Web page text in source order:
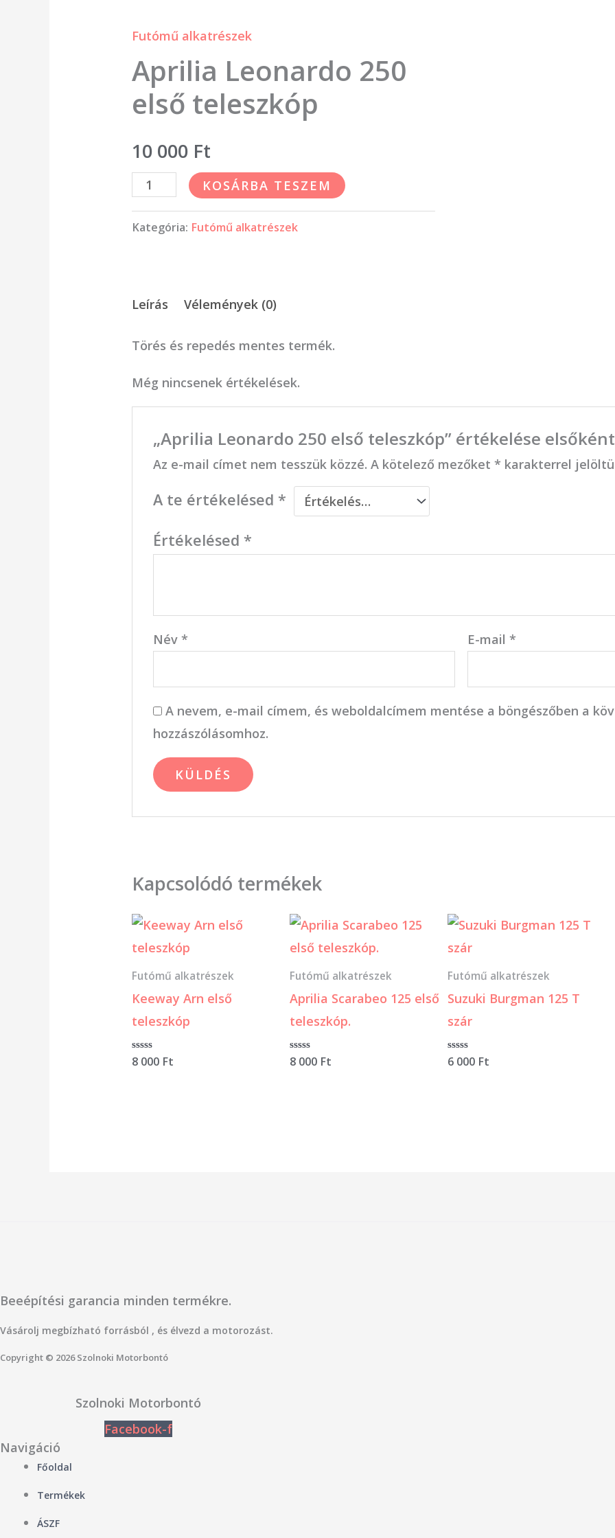
Futómű alkatrészek
Aprilia Leonardo 250
első teleszkóp
10 000 Ft
KOSÁRBA TESZEM
Kategória: Futómű alkatrészek
Leírás Vélemények (0)
Törés és repedés mentes termék.
Még nincsenek értékelések.
„Aprilia Leonardo 250 első teleszkóp” értékelése elsőként
Az e-mail címet nem tesszük közzé. A kötelező mezőket* karakterrel
A te értékelésed *
Értékelésed *
Név* E-mail *
A nevem, e-mail címem, és weboldalcímem mentése a böngészőben a
hozzászólásomhoz.
Kapcsolódó termékek
Futómű alkatrészek
Keeway Arn első
teleszkóp
Értékelés:
8 000 Ft
Futómű alkatrészek
Aprilia Scarabeo 125 első
teleszkóp.
Értékelés:
8 000 Ft
Futómű alkatrészek
Suzuki Burgman 125 T
szár
Értékelés:
6 000 Ft
Beeépítési garancia minden termékre.
Vásárolj megbízható forrásból , és élvezd a motorozást.
Copyright © 2026 Szolnoki Motorbontó
Szolnoki Motorbontó
Facebook-f
Navigáció
Főoldal
Termékek
ÁSZF